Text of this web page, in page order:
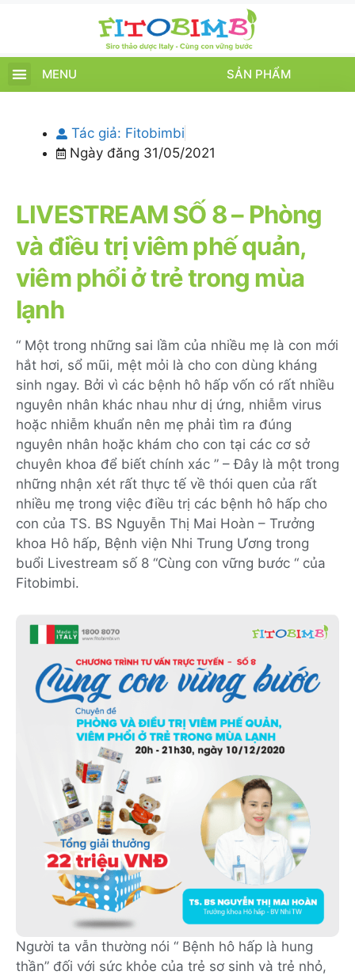
MENU SẢN PHẨM
Tác giả: Fitobimbi
Ngày đăng 31/05/2021
LIVESTREAM SỐ 8 – Phòng
và điều trị viêm phế quản,
viêm phổi ở trẻ trong mùa
lạnh
“ Một trong những sai lầm của nhiều mẹ là con mới
hắt hơi, sổ mũi, mệt mỏi là cho con dùng kháng
sinh ngay. Bởi vì các bệnh hô hấp vốn có rất nhiều
nguyên nhân khác nhau như dị ứng, nhiễm virus
hoặc nhiễm khuẩn nên mẹ phải tìm ra đúng
nguyên nhân hoặc khám cho con tại các cơ sở
chuyên khoa để biết chính xác ” – Đây là một trong
những nhận xét rất thực tế về thói quen của rất
nhiều mẹ trong việc điều trị các bệnh hô hấp cho
con của TS. BS Nguyễn Thị Mai Hoàn – Trưởng
khoa Hô hấp, Bệnh viện Nhi Trung Ương trong
buổi Livestream số 8 “Cùng con vững bước “ của
Fitobimbi.
Người ta vẫn thường nói “ Bệnh hô hấp là hung
thần” đối với sức khỏe của trẻ sơ sinh và trẻ nhỏ,